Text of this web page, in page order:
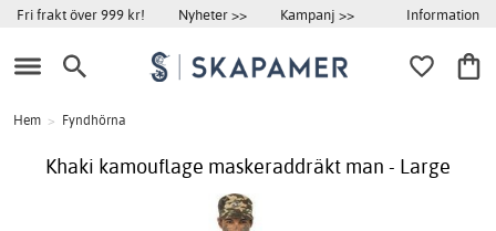
Fri frakt över 999 kr! Nyheter >> Kampanj >> Information
Hem > Fyndhörna
Khaki kamouflage maskeraddräkt man - Large